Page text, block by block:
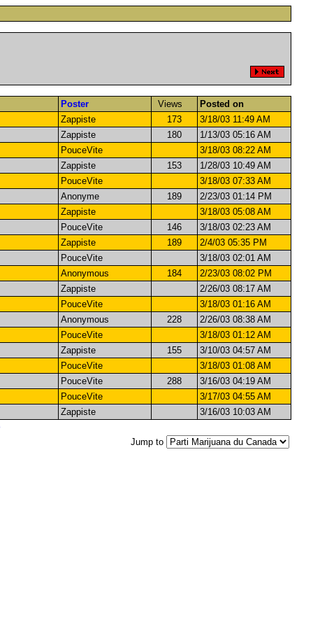
Poster Views
Posted on
Zappiste 173
3/18/03 11:49 AM
Zappiste 180
1/13/03 05:16 AM
PouceVite
3/18/03 08:22 AM
Zappiste 153
1/28/03 10:49 AM
PouceVite
3/18/03 07:33 AM
Anonyme 189
2/23/03 01:14 PM
Zappiste
3/18/03 05:08 AM
PouceVite 146
3/18/03 02:23 AM
Zappiste 189
2/4/03 05:35 PM
PouceVite
3/18/03 02:01 AM
Anonymous 184
2/23/03 08:02 PM
Zappiste
2/26/03 08:17 AM
PouceVite
3/18/03 01:16 AM
Anonymous 228
2/26/03 08:38 AM
PouceVite
3/18/03 01:12 AM
Zappiste 155
3/10/03 04:57 AM
PouceVite
3/18/03 01:08 AM
PouceVite 288
3/16/03 04:19 AM
PouceVite
3/17/03 04:55 AM
Zappiste
3/16/03 10:03 AM
Jump to